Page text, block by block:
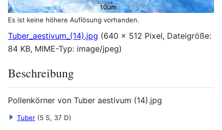
Es ist keine höhere Auflösung vorhanden.
Tuber_aestivum_(14).jpg (640 × 512 Pixel, Dateigröße:
84 KB, MIME-Typ: image/jpeg)
Beschreibung
Pollenkörner von Tuber aestivum (14).jpg
Tuber (5 S, 37 D)